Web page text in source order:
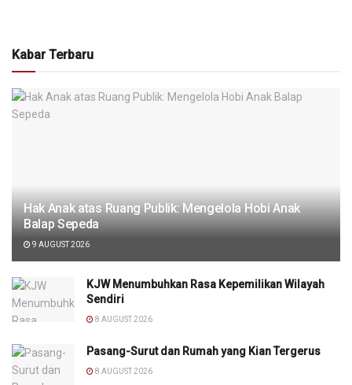
Kabar Terbaru
Hak Anak atas Ruang Publik: Mengelola Hobi Anak
Balap Sepeda
9 AUGUST 2026
KJW Menumbuhkan Rasa Kepemilikan Wilayah
Sendiri
8 AUGUST 2026
Pasang-Surut dan Rumah yang Kian Tergerus
8 AUGUST 2026